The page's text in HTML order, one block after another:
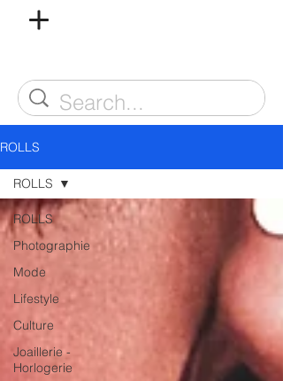
ROLLS
ROLLS
Photographie
Mode
Lifestyle
Culture
Joaillerie -
Horlogerie
ROLLS